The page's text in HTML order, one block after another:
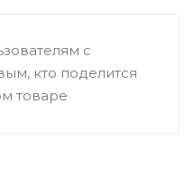
с
кто поделится
товаре